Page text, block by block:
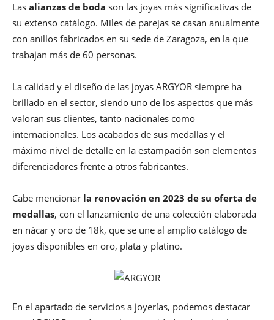
Las alianzas de boda son las joyas más significativas de
su extenso catálogo. Miles de parejas se casan anualmente
con anillos fabricados en su sede de Zaragoza, en la que
trabajan más de 60 personas.
La calidad y el diseño de las joyas ARGYOR siempre ha
brillado en el sector, siendo uno de los aspectos que más
valoran sus clientes, tanto nacionales como
internacionales. Los acabados de sus medallas y el
máximo nivel de detalle en la estampación son elementos
diferenciadores frente a otros fabricantes.
Cabe mencionar la renovación en 2023 de su oferta de
medallas, con el lanzamiento de una colección elaborada
en nácar y oro de 18k, que se une al amplio catálogo de
joyas disponibles en oro, plata y platino.
En el apartado de servicios a joyerías, podemos destacar